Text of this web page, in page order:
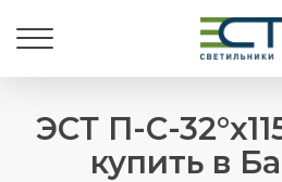
ЭСТ П-С-
купить в